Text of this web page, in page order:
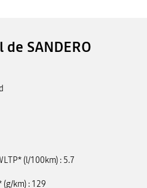
SANDERO
(l/100km) 5.7
(g/km) 129